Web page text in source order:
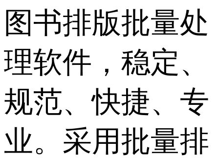
图书排版批量处
理软件，稳定、
规范、快捷、专
业。采用批量排